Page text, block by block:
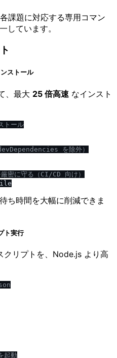
課題に対応する専用コマン
しています。
ストール
、最大 25 倍高速 なインスト
トール
を除外）
に守る（CI /CD 向け）
ち時間を大幅に削減できま
ト実行
リプトを、Node.js より高
起動